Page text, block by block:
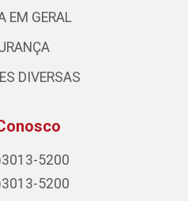
EM GERAL
DIVERSAS
5200
5200